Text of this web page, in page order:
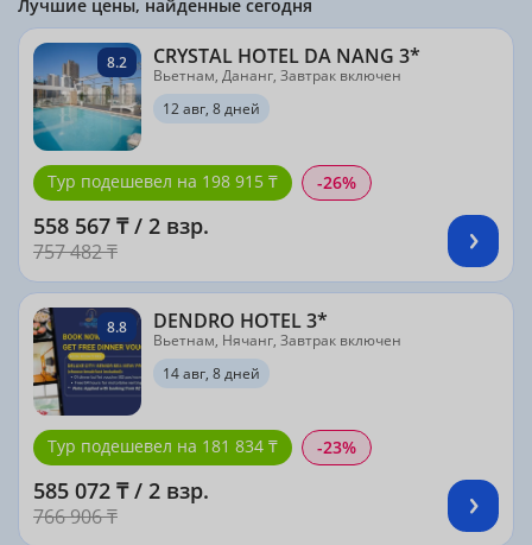
Лучшие цены, найденные сегодня
8.2 CRYSTAL HOTEL DA NANG 3*
Вьетнам, Дананг, Завтрак включен
12 авг, 8 дней
Тур подешевел на 198 915 ₸ -26%
558 567 ₸ / 2 взр.
757 482 ₸
8.8 DENDRO HOTEL 3*
Вьетнам, Нячанг, Завтрак включен
14 авг, 8 дней
Тур подешевел на 181 834 ₸ -23%
585 072 ₸ / 2 взр.
766 906 ₸